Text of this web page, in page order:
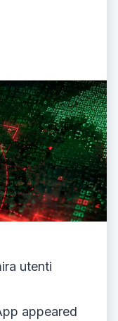
utenti
appeared